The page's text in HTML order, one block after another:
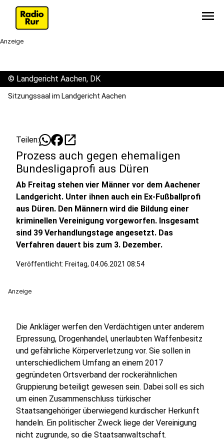
menu
Anzeige
© Landgericht Aachen, DK
Sitzungssaal im Landgericht Aachen
Teilen: open_in_new
Prozess auch gegen ehemaligen
Bundesligaprofi aus Düren
Ab Freitag stehen vier Männer vor dem Aachener
Landgericht. Unter ihnen auch ein Ex-Fußballprofi
aus Düren. Den Männern wird die Bildung einer
kriminellen Vereinigung vorgeworfen. Insgesamt
sind 39 Verhandlungstage angesetzt. Das
Verfahren dauert bis zum 3. Dezember.
Veröffentlicht: Freitag, 04.06.2021 08:54
Anzeige
Die Ankläger werfen den Verdächtigen unter anderem
Erpressung, Drogenhandel, unerlaubten Waffenbesitz
und gefährliche Körperverletzung vor. Sie sollen in
unterschiedlichem Umfang an einem 2017
gegründeten Ortsverband der rockerähnlichen
Gruppierung beteiligt gewesen sein. Dabei soll es sich
um einen Zusammenschluss türkischer
Staatsangehöriger überwiegend kurdischer Herkunft
handeln. Ein politischer Zweck liege der Vereinigung
nicht zugrunde, so die Staatsanwaltschaft.